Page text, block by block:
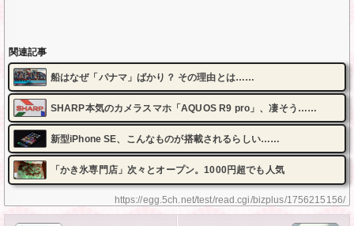
https://egg.5ch.net/test/read.cgi/bizplus/1756215156/
関連記事
船はなぜ「パナマ」ばかり？ その理由とは……
SHARP本気のカメラスマホ「AQUOS R9 pro」、凄そう……
新型iPhone SE、こんなものが搭載されるらしい……
「かき氷専門店」次々とオープン。1000円超でも人気